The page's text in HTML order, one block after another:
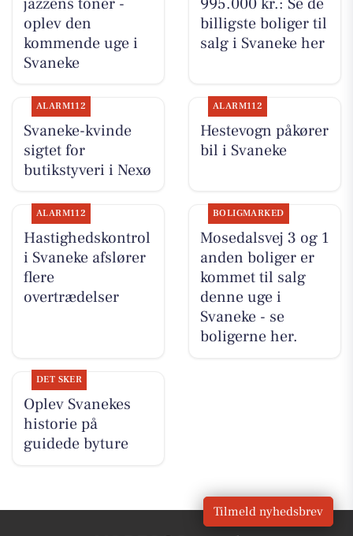
oplev den
kommende uge i
Svaneke
billigste boliger til
salg i Svaneke her
ALARM112
Svaneke-kvinde
sigtet for
butikstyveri i Nexø
ALARM112
Hestevogn påkører
bil i Svaneke
ALARM112
Hastighedskontrol
i Svaneke afslører
flere
overtrædelser
BOLIGMARKED
Mosedalsvej 3 og 1
anden boliger er
kommet til salg
denne uge i
Svaneke - se
boligerne her.
DET SKER
Oplev Svanekes
historie på
guidede byture
Tilmeld nyhedsbrev